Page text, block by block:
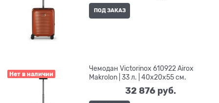
ПОД ЗАКАЗ
Нет в наличии
Чемодан Victorinox 610922 Airox
Makrolon | 33 л. | 40x20x55 см.
32 876 руб.